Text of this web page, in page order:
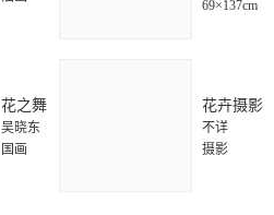
69×137cm
花之舞
吴晓东
国画
花卉摄影
不详
摄影